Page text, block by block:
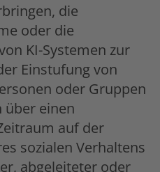
die
oder die
KI-Systemen zur
Einstufung von
oder Gruppen
über einen
auf der
sozialen Verhaltens
abgeleiteter oder